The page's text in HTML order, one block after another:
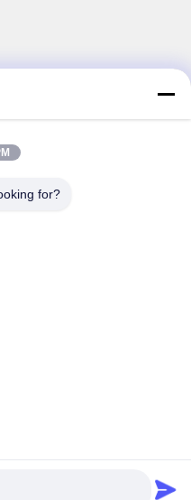
Quảng Đông, Trung
Limited Tất cả các quyền
for?